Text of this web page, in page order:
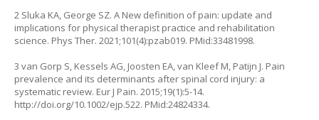
2 Sluka KA, George SZ. A New definition of pain: update and
implications for physical therapist practice and rehabilitation
science. Phys Ther. 2021;101(4):pzab019. PMid:33481998.
3 van Gorp S, Kessels AG, Joosten EA, van Kleef M, Patijn J. Pain
prevalence and its determinants after spinal cord injury: a
systematic review. Eur J Pain. 2015;19(1):5-14.
http://doi.org/10.1002/ejp.522. PMid:24824334.